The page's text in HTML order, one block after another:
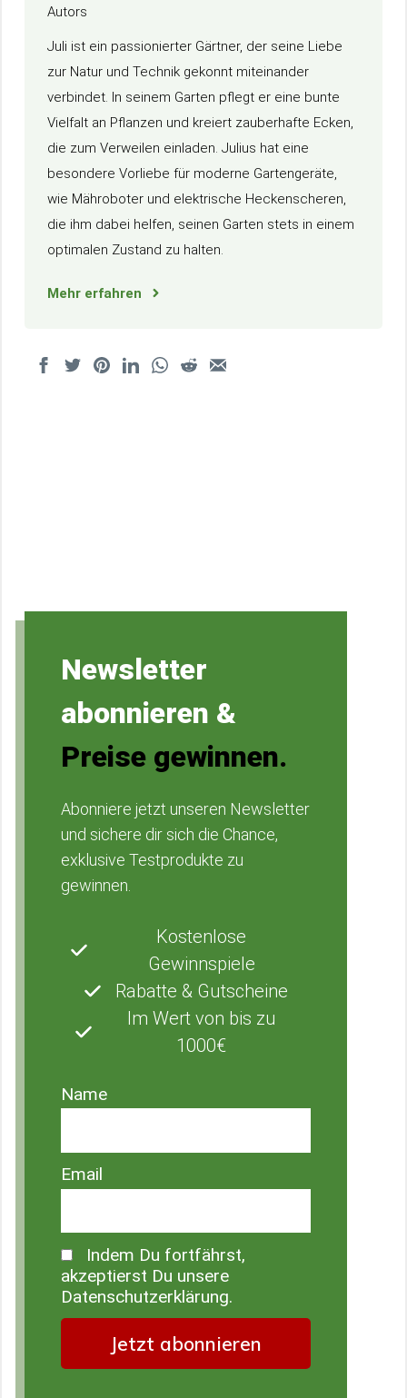
Juli ist ein passionierter Gärtner, der seine Liebe
zur Natur und Technik gekonnt miteinander
verbindet. In seinem Garten pflegt er eine bunte
Vielfalt an Pflanzen und kreiert zauberhafte Ecken,
die zum Verweilen einladen. Julius hat eine
besondere Vorliebe für moderne Gartengeräte,
wie Mähroboter und elektrische Heckenscheren,
die ihm dabei helfen, seinen Garten stets in einem
optimalen Zustand zu halten.
Mehr erfahren
Newsletter
abonnieren &
Preise gewinnen.
Abonniere jetzt unseren Newsletter
und sichere dir sich die Chance,
exklusive Testprodukte zu
gewinnen.
Kostenlose
Gewinnspiele
Rabatte & Gutscheine
Im Wert von bis zu
1000€
Name
Email
Indem Du fortfährst,
akzeptierst Du unsere
Datenschutzerklärung.